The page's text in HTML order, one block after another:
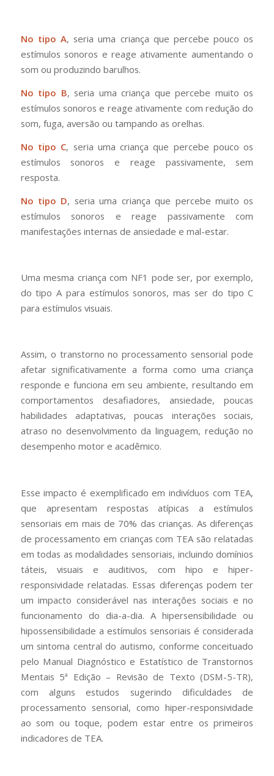
No tipo A, seria uma criança que percebe pouco os
estímulos sonoros e reage ativamente aumentando o
som ou produzindo barulhos.
No tipo B, seria uma criança que percebe muito os
estímulos sonoros e reage ativamente com redução do
som, fuga, aversão ou tampando as orelhas.
No tipo C, seria uma criança que percebe pouco os
estímulos sonoros e reage passivamente, sem
resposta.
No tipo D, seria uma criança que percebe muito os
estímulos sonoros e reage passivamente com
manifestações internas de ansiedade e mal-estar.
Uma mesma criança com NF1 pode ser, por exemplo,
do tipo A para estímulos sonoros, mas ser do tipo C
para estímulos visuais.
Assim, o transtorno no processamento sensorial pode
afetar significativamente a forma como uma criança
responde e funciona em seu ambiente, resultando em
comportamentos desafiadores, ansiedade, poucas
habilidades adaptativas, poucas interações sociais,
atraso no desenvolvimento da linguagem, redução no
desempenho motor e acadêmico.
Esse impacto é exemplificado em indivíduos com TEA,
que apresentam respostas atípicas a estímulos
sensoriais em mais de 70% das crianças. As diferenças
de processamento em crianças com TEA são relatadas
em todas as modalidades sensoriais, incluindo domínios
táteis, visuais e auditivos, com hipo e hiper-
responsividade relatadas. Essas diferenças podem ter
um impacto considerável nas interações sociais e no
funcionamento do dia-a-dia. A hipersensibilidade ou
hipossensibilidade a estímulos sensoriais é considerada
um sintoma central do autismo, conforme conceituado
pelo Manual Diagnóstico e Estatístico de Transtornos
Mentais 5ª Edição – Revisão de Texto (DSM-5-TR),
com alguns estudos sugerindo dificuldades de
processamento sensorial, como hiper-responsividade
ao som ou toque, podem estar entre os primeiros
indicadores de TEA.